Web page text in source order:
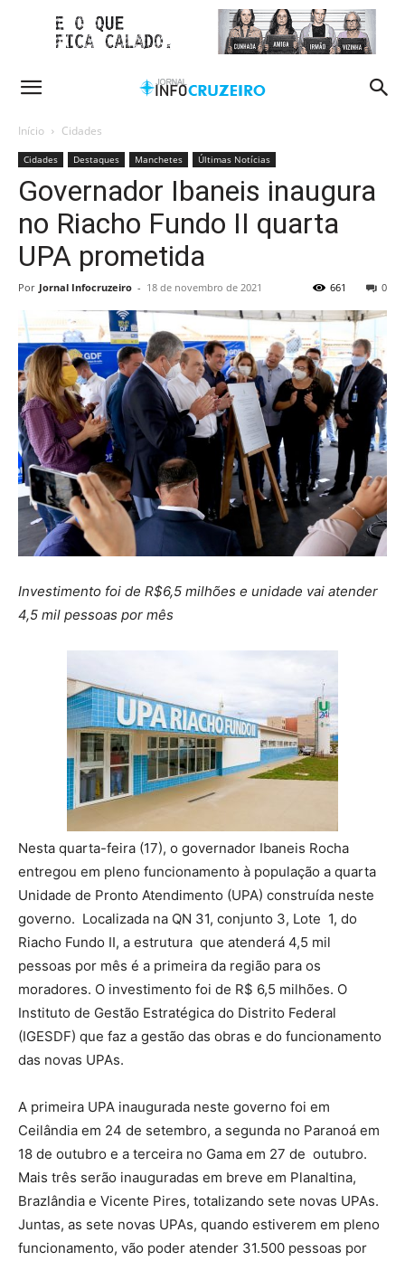
Início Cidades
Cidades Destaques Manchetes Últimas Notícias
Governador Ibaneis inaugura
no Riacho Fundo II quarta
UPA prometida
Por Jornal Infocruzeiro - 18 de novembro de 2021 0
661
Investimento foi de R$6,5 milhões e unidade vai atender
4,5 mil pessoas por mês
Nesta quarta-feira (17), o governador Ibaneis Rocha
entregou em pleno funcionamento à população a quarta
Unidade de Pronto Atendimento (UPA) construída neste
governo. Localizada na QN 31, conjunto 3, Lote 1, do
Riacho Fundo II, a estrutura que atenderá 4,5 mil
pessoas por mês é a primeira da região para os
moradores. O investimento foi de R$ 6,5 milhões. O
Instituto de Gestão Estratégica do Distrito Federal
(IGESDF) que faz a gestão das obras e do funcionamento
das novas UPAs.
A primeira UPA inaugurada neste governo foi em
Ceilândia em 24 de setembro, a segunda no Paranoá em
18 de outubro e a terceira no Gama em 27 de outubro.
Mais três serão inauguradas em breve em Planaltina,
Brazlândia e Vicente Pires, totalizando sete novas UPAs.
Juntas, as sete novas UPAs, quando estiverem em pleno
funcionamento, vão poder atender 31.500 pessoas por